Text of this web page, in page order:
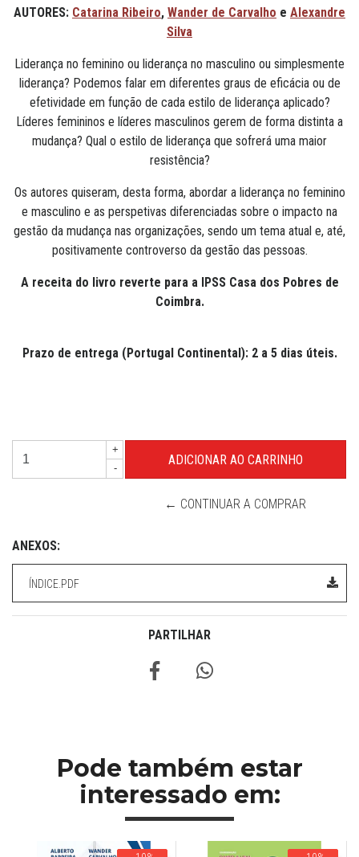
AUTORES: Catarina Ribeiro, Wander de Carvalho e Alexandre
Silva
Liderança no feminino ou liderança no masculino ou simplesmente
liderança? Podemos falar em diferentes graus de eficácia ou de
efetividade em função de cada estilo de liderança aplicado?
Líderes femininos e líderes masculinos gerem de forma distinta a
mudança? Qual o estilo de liderança que sofrerá uma maior
resistência?
Os autores quiseram, desta forma, abordar a liderança no feminino
e masculino e as perspetivas diferenciadas sobre o impacto na
gestão da mudança nas organizações, sendo um tema atual e, até,
positivamente controverso da gestão das pessoas.
A receita do livro reverte para a IPSS Casa dos Pobres de
Coimbra.
Prazo de entrega (Portugal Continental): 2 a 5 dias úteis.
+
-
← CONTINUAR A COMPRAR
ANEXOS:
ÍNDICE.PDF
PARTILHAR
Pode também estar
interessado em: